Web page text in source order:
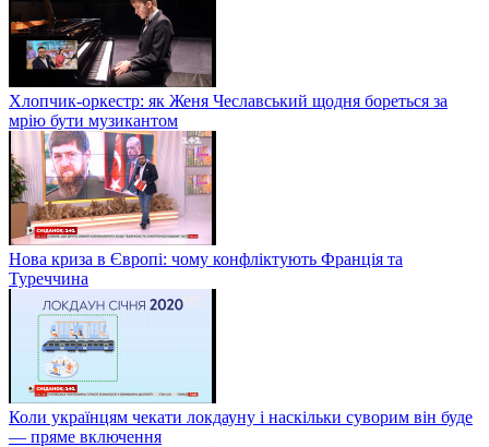
Хлопчик-оркестр: як Женя Чеславський щодня бореться за
мрію бути музикантом
Нова криза в Європі: чому конфліктують Франція та
Туреччина
Коли українцям чекати локдауну і наскільки суворим він буде
— пряме включення